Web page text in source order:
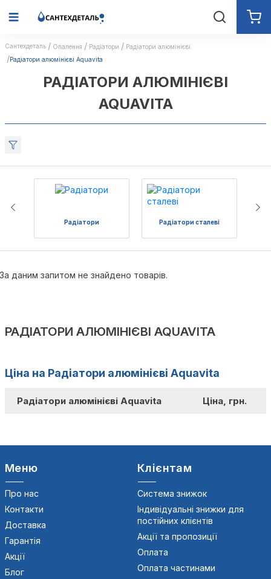
Сантехдеталь Опалення Радіатори
Радіатори алюмінієві
Радіатори алюмінієві Aquavita
РАДІАТОРИ АЛЮМІНІЄВІ
AQUAVITA
Радіатори Радіатори сталеві
За даним запитом не знайдено товарів.
РАДІАТОРИ АЛЮМІНІЄВІ AQUAVITA
Ціна на Радіатори алюмінієві Aquavita
Радіатори алюмінієві Aquavita Ціна, грн.
Меню
Про нас
Контакти
Доставка
Гарантія
Акції
Блог
Клієнтам
Система знижок
Індивідуальні знижки для
постійних клієнтів
Акції та пропозиції
Оплата
Оплата частинами